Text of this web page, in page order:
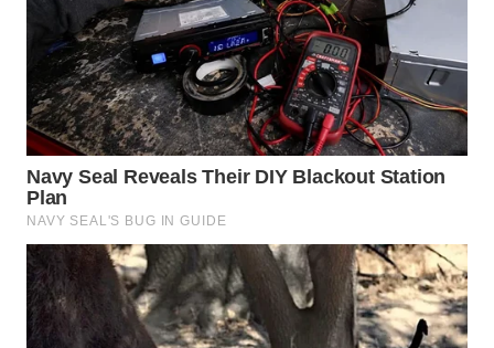
WN
BEKASI
WN
BOGOR
WN
DEPOK
WN
TAPANULI
UTARA